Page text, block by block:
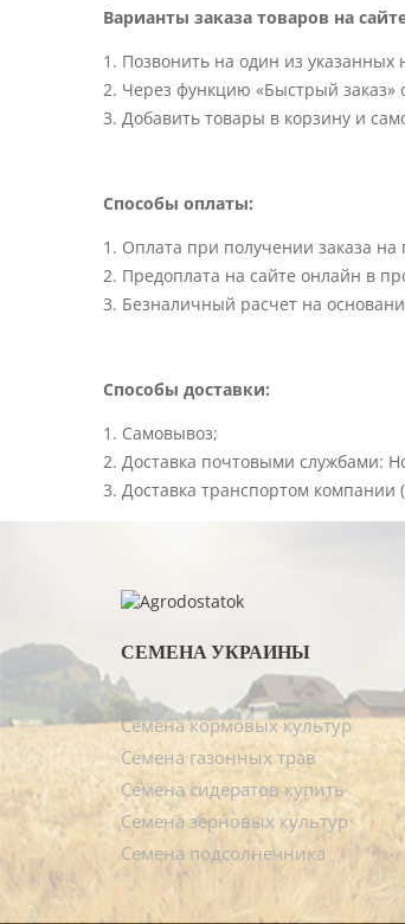
Варианты заказа товаров на
Позвонить на один из указанных
Через функцию «Быстрый
Добавить товары в корзину и
Способы оплаты:
Оплата при получении заказа
Предоплата на сайте онлайн в
Безналичный расчет на
Способы доставки:
Самовывоз;
Доставка почтовыми службами:
Доставка транспортом компании
СЕМЕНА УКРАИНЫ
Семена кормовых культур
Семена газонных трав
Семена сидератов купить
Семена зерновых культур
Семена подсолнечника